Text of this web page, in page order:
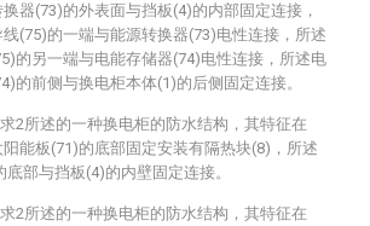
器(73)的外表面与挡板(4)的内部固定连接，
(75)的一端与能源转换器(73)电性连接，所述
的另一端与电能存储器(74)电性连接，所述电
的前侧与换电柜本体(1)的后侧固定连接。
2所述的一种换电柜的防水结构，其特征在
能板(71)的底部固定安装有隔热块(8)，所述
底部与挡板(4)的内壁固定连接。
2所述的一种换电柜的防水结构，其特征在